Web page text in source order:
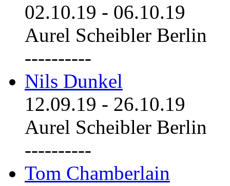
02.10.19 - 06.10.19
Aurel Scheibler Berlin
----------
Nils Dunkel
12.09.19 - 26.10.19
Aurel Scheibler Berlin
----------
Tom Chamberlain